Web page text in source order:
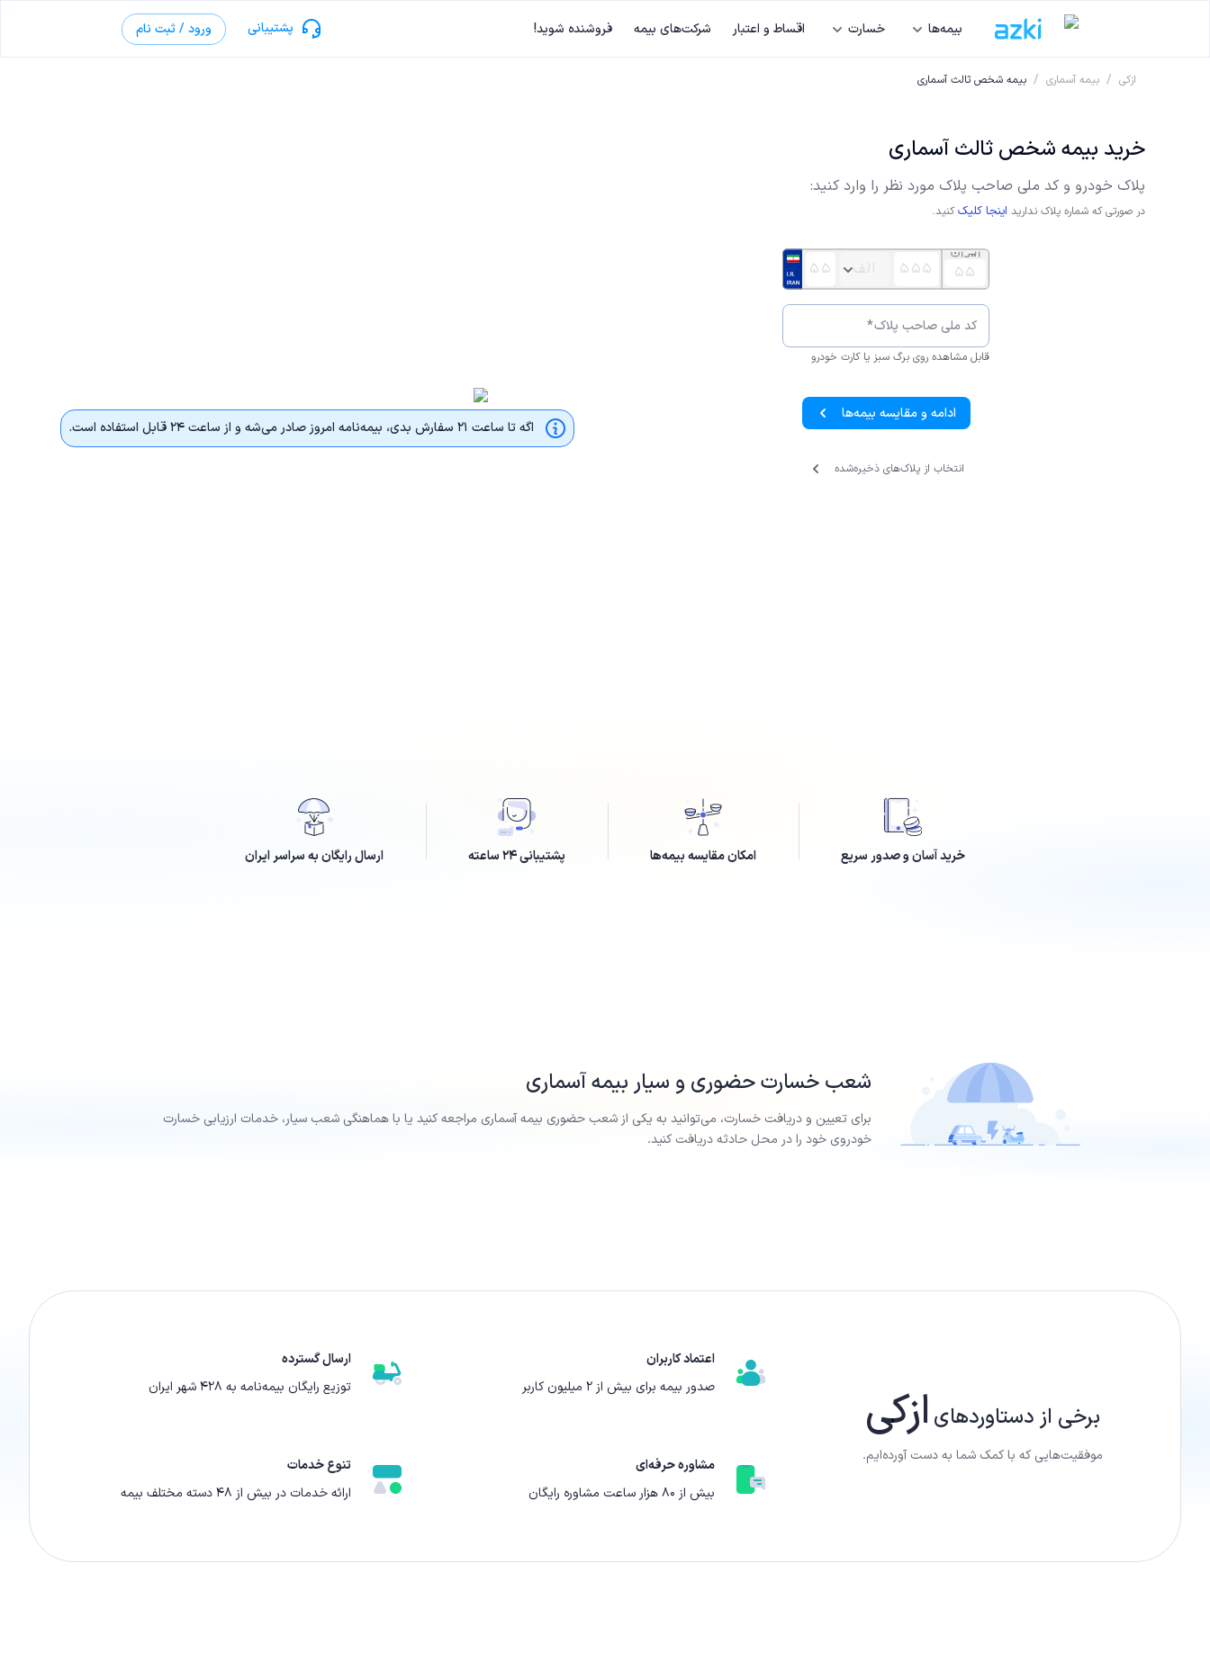
بیمه‌ها خسارت اقساط و اعتبار شرکت‌های بیمه فروشنده شوید! پشتیبانی ورود / ثبت نام
ازکی / بیمه آسماری / بیمه شخص ثالث آسماری
خرید بیمه شخص ثالث آسماری
پلاک خودرو و کد ملی صاحب پلاک مورد نظر را وارد کنید:
در صورتی که شماره پلاک ندارید اینجا کلیک کنید.
کد ملی صاحب پلاک*
قابل مشاهده روی برگ سبز یا کارت خودرو
ادامه و مقایسه بیمه‌ها
انتخاب از پلاک‌های ذخیره‌‌شده
اگه تا ساعت ۲۱ سفارش بدی، بیمه‌نامه امروز صادر می‌شه و از ساعت ۲۴ قابل استفاده‌ است.
خرید آسان و صدور سریع امکان مقایسه بیمه‌ها پشتیبانی ۲۴ ساعته ارسال رایگان به سراسر ایران
شعب خسارت حضوری و سیار بیمهآسماری
برای تعیین و دریافت خسارت، می‌توانید به یکی از شعب حضوری بیمهآسماری مراجعه کنید یا با هماهنگی شعب سیار، خدمات ارزیابی خسارت
خودروی خود را در محل حادثه دریافت کنید.
برخی از دستاورد‌های ازکی
موفقیت‌هایی که با کمک شما به دست آورده‌ایم.
اعتماد کاربران
صدور بیمه برای بیش از ۲ میلیون کاربر
ارسال گسترده
توزیع رایگان بیمه‌نامه به ۴۲۸ شهر ایران
مشاوره حرفه‌ای
بیش از ۸۰ هزار ساعت مشاوره رایگان
تنوع خدمات
ارائه‌ خدمات در بیش از ۴۸ دسته مختلف بیمه